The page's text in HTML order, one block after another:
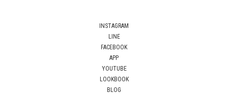
INSTAGRAM
LINE
FACEBOOK
APP
YOUTUBE
LOOKBOOK
BLOG